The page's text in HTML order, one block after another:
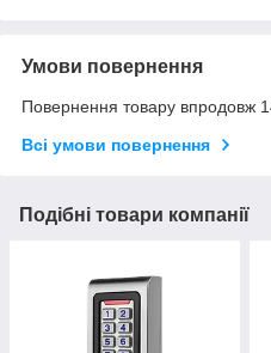
Умови повернення
Повернення товару впродовж
Всі умови повернення
Подібні товари компанії